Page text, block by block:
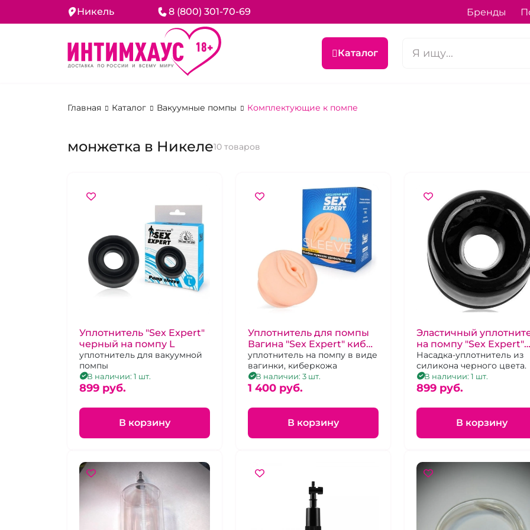
Никель 8 (800) 301-70-69 Бренды
Каталог
Главная Каталог Вакуумные помпы Комплектующие к помпе
монжетка в Никеле10 товаров
Уплотнитель "Sex Expert"
черный на помпу L
уплотнитель для вакуумной
помпы
В наличии: 1 шт.
899 pуб.
В корзину
Уплотнитель для помпы
Вагина "Sex Expert" кибер
кожа
уплотнитель на помпу в виде
вагинки, киберкожа
В наличии: 3 шт.
1 400 pуб.
В корзину
Эластичный
на помпу "Sex Expert"
черный
Насадка-уплотнитель из
силикона черного цвета.
В наличии: 1 шт.
899 pуб.
В корзину